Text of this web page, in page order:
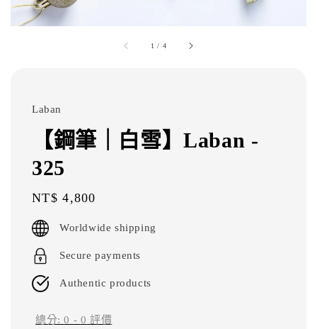
1 / 4
Laban
【鋼筆｜白雪】Laban -
325
Regular
price
NT$ 4,800
Worldwide shipping
Secure payments
Authentic products
總分:0 - 0 評價